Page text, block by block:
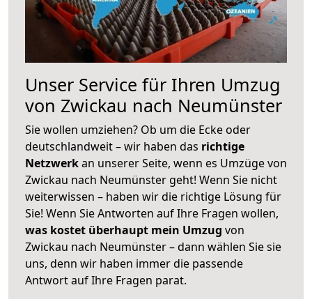
Unser Service für Ihren Umzug
von Zwickau nach Neumünster
Sie wollen umziehen? Ob um die Ecke oder
deutschlandweit – wir haben das richtige
Netzwerkan unserer Seite, wenn es Umzüge von
Zwickau nach Neumünster geht! Wenn Sie nicht
weiterwissen – haben wir die richtige Lösung für
Sie! Wenn Sie Antworten auf Ihre Fragen wollen,
was kostet überhaupt mein Umzug von
Zwickau nach Neumünster – dann wählen Sie sie
uns, denn wir haben immer die passende
Antwort auf Ihre Fragen parat.